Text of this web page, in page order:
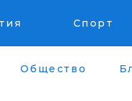
Спорт
Общество